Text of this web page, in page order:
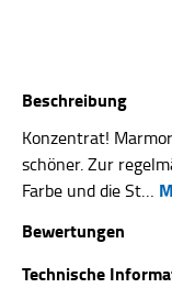
Beschreibung
Konzentrat!
schöner. Zur
Farbe und die St…
Bewertungen
Technische